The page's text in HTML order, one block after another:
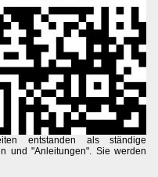
entstanden als ständige
und "Anleitungen". Sie werden